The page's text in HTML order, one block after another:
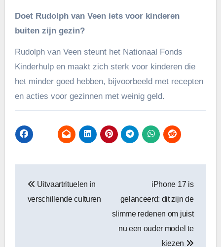
Doet Rudolph van Veen iets voor kinderen
buiten zijn gezin?
Rudolph van Veen steunt het Nationaal Fonds
Kinderhulp en maakt zich sterk voor kinderen die
het minder goed hebben, bijvoorbeeld met recepten
en acties voor gezinnen met weinig geld.
navigatie
Uitvaartrituelen in
verschillende culturen
iPhone 17 is
gelanceerd: dit zijn de
slimme redenen om juist
nu een ouder model te
kiezen